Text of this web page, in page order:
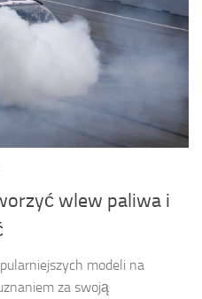
wlew paliwa i
modeli na
za swoją